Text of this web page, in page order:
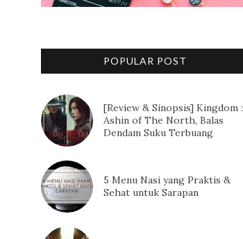
POPULAR POST
[Review & Sinopsis] Kingdom :
Ashin of The North, Balas
Dendam Suku Terbuang
5 Menu Nasi yang Praktis &
Sehat untuk Sarapan